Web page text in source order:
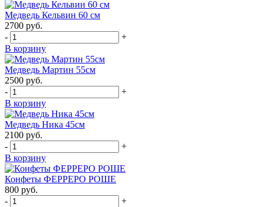
Медведь Кельвин 60 см
2700 руб.
-
+
В корзину
Медведь Мартин 55см
2500 руб.
-
+
В корзину
Медведь Ника 45см
2100 руб.
-
+
В корзину
Конфеты ФЕРРЕРО РОШЕ
800 руб.
-
+